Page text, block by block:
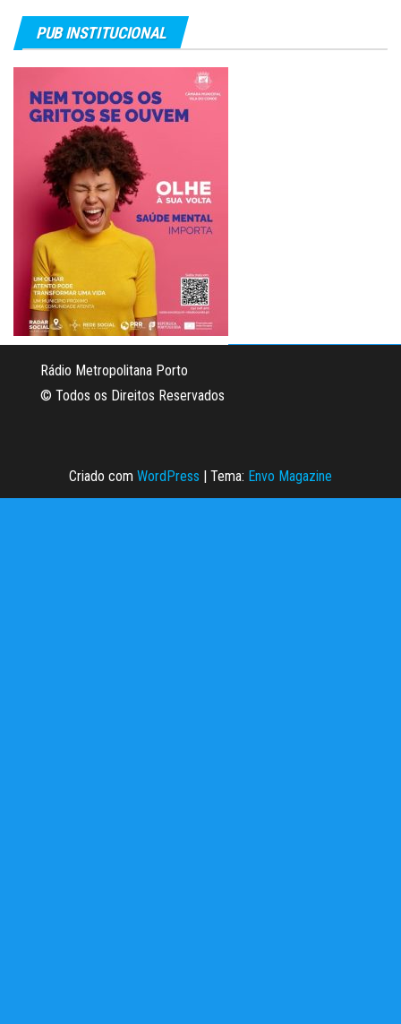
PUB INSTITUCIONAL
Rádio Metropolitana Porto
© Todos os Direitos Reservados
Criado com WordPress | Tema: Envo Magazine